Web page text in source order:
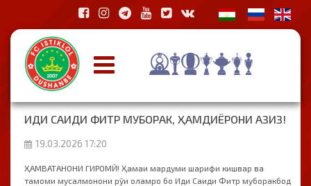
ИДИ САИДИ ФИТР МУБОРАК, ҲАМДИЁРОНИ АЗИЗ!
19.03.2026 17:20
ҲАМВАТАНОНИ ГИРОМӢ! Ҳамаи мардуми шарифи кишвар ва
тамоми мусалмонони рӯи оламро бо Иди Саиди Фитр муборакбод